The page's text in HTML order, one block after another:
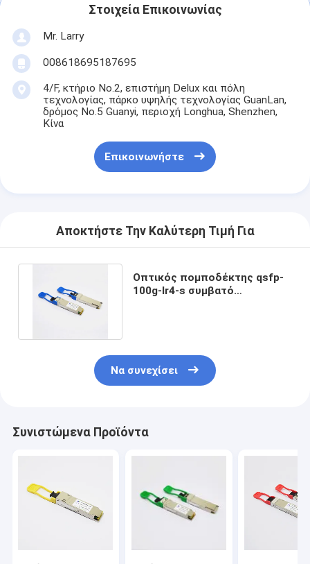
Στοιχεία Επικοινωνίας
Mr. Larry
008618695187695
4/F, κτήριο No.2, επιστήμη Delux και πόλη
τεχνολογίας, πάρκο υψηλής τεχνολογίας GuanLan,
δρόμος No.5 Guanyi, περιοχή Longhua, Shenzhen,
Κίνα
Επικοινωνήστε
Αποκτήστε Την Καλύτερη Τιμή Για
Οπτικός πομποδέκτης qsfp-
100g-lr4-s συμβατό
Να συνεχίσει
Συνιστώμενα Προϊόντα